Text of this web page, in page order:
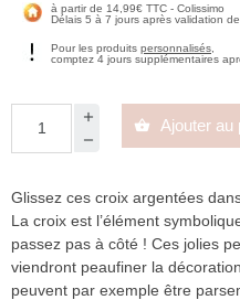
à partir de 14,99€ TTC - Colissimo
Délais 5 à 7 jours après validation de
Pour les produits personnalisés
comptez 4 jours supplémentaires
 Ajouter au
Glissez ces croix argentées
La croix est l’élément
passez pas à côté ! Ces jolies
viendront peaufiner la
peuvent par exemple être